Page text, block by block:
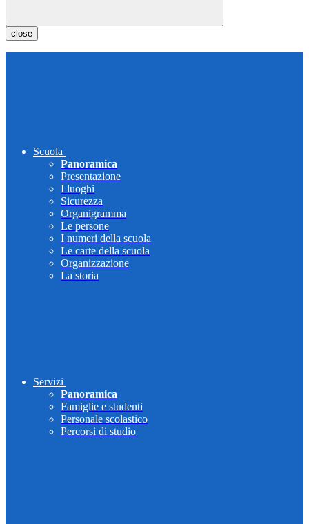
close
Scuola
Panoramica
Presentazione
I luoghi
Sicurezza
Organigramma
Le persone
I numeri della scuola
Le carte della scuola
Organizzazione
La storia
Servizi
Panoramica
Famiglie e studenti
Personale scolastico
Percorsi di studio